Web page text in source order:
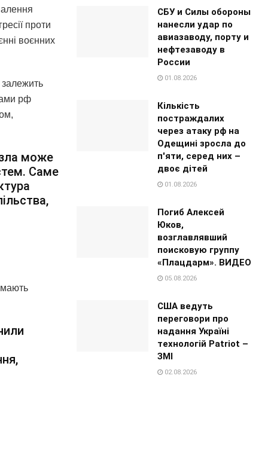
проти
воєнних
залежить
рф
може
Саме
мають
СБУ и Силы обороны
нанесли удар по
авиазаводу, порту и
нефтезаводу в
России
01.08.2026
Кількість
постраждалих
через атаку рф на
Одещині зросла до
п'яти, серед них –
двоє дітей
01.08.2026
Погиб Алексей
Юков,
возглавлявший
поисковую группу
«Плацдарм». ВИДЕО
05.08.2026
США ведуть
переговори про
надання Україні
технологій Patriot –
ЗМІ
02.08.2026